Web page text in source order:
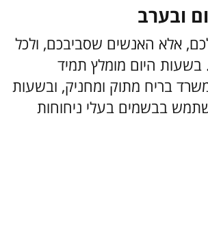
אלא האנשים שסביבכם, ולכל
היום מומלץ תמיד
בריח מתוק ומחניק, ובשעות
בבשמים בעלי ניחוחות